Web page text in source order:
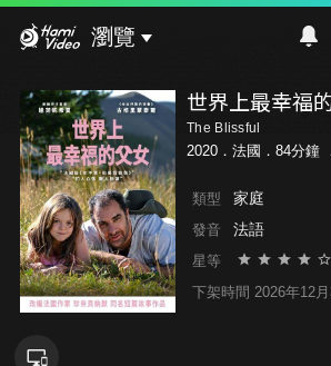
瀏覽
世界上最幸福
The Blissful
2020．法國．84分鐘
類型 家庭
發音 法語
星等
下架時間 2026年12月